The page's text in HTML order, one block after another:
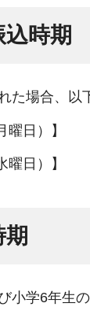
時期
た場合、以
日）】
日）】
小学6年生